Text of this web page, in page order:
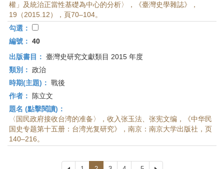
權」及統治正當性基礎為中心的分析〉，《臺灣史學雜誌》，
19（2015.12），頁70–104。
勾選：
編號： 40
出版書目： 臺灣史研究文獻類目 2015 年度
類別： 政治
時期(主題)： 戰後
作者：
陈立文
題名 (點擊閱讀)：
〈国民政府接收台湾的准备〉，收入张玉法、张宪文编，《中华民
国史专题第十五册：台湾光复研究》，南京：南京大学出版社，页
140–216。